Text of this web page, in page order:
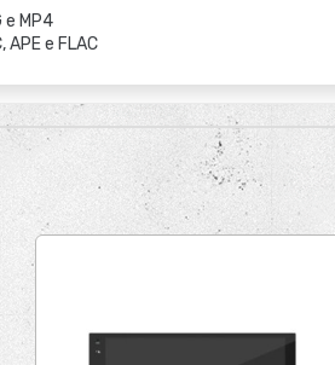
e MP4
APE e FLAC